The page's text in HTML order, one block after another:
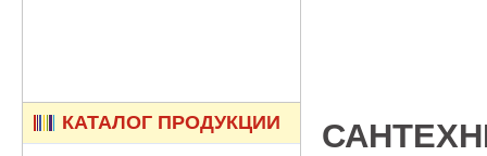
КАТАЛОГ ПРОДУКЦИИ